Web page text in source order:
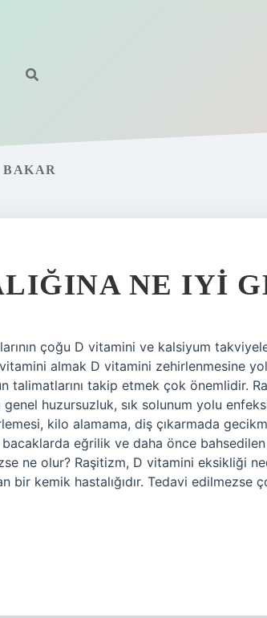
NE IYI
çoğu D vitamini ve kalsiyum
almak D vitamini zehirlenmesine
takip etmek çok önemlidir.
genel huzursuzluk, sık solunum yolu
kilo alamama, diş çıkarmada
eğrilik ve daha önce bahsedilen
ne olur? Raşitizm, D vitamini eksikliği
kemik hastalığıdır. Tedavi edilmezse